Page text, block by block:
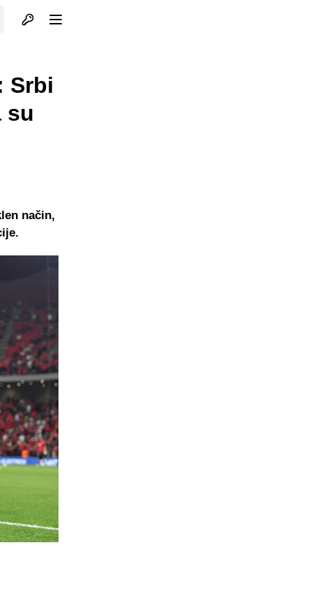
Otvori profil
Srbi
su
način,